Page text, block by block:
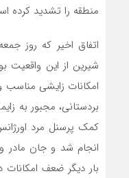
منطقه را تشدید کرده
اتفاق اخیر که روز
شیرین از این واقعیت
امکانات زایشی مناسب
بردستانی، مجبور به
کمک پرسنل مرد
انجام شد و جان مادر
بار دیگر ضعف